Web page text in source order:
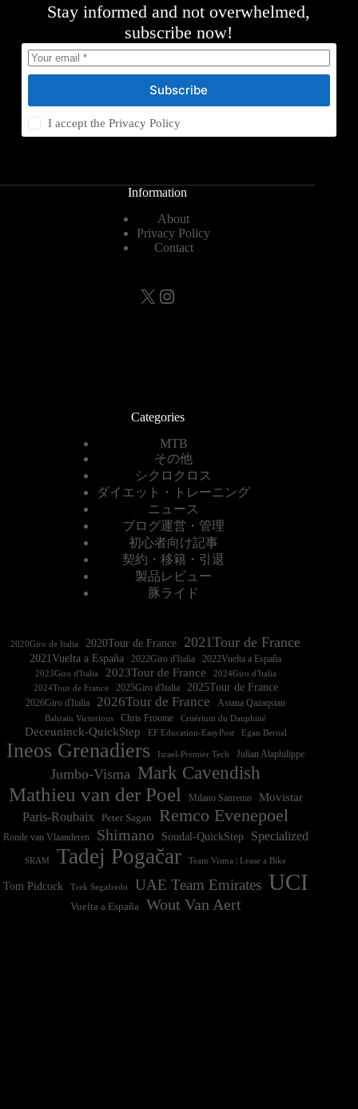
Stay informed and not overwhelmed,
subscribe now!
Subscribe
I accept thePrivacy Policy
Information
About
Privacy Policy
Contact
X Instagram
Categories
MTB
その他
シクロクロス
ダイエット・トレーニング
ニュース
ブログ運営・管理
初心者向け記事
契約・移籍・引退
製品レビュー
豚ライド
2020Giro de Italia 2020Tour de France 2021Tour de France
2021Vuelta a España 2022Vuelta a España
2023Giro d'Italia 2023Tour de France
2024Tour de France
2025Giro d'Italia 2025Tour de France
2026Giro d'Italia 2026Tour de France Astana Qazaqstan
Bahrain Victorious Chris Froome Critérium du Dauphiné
Deceuninck-QuickStep EF Education-EasyPost Egan Bernal
Ineos Grenadiers Israel-Premier Tech Julian Alaphilippe
Jumbo-Visma Mark Cavendish
Mathieu van der Poel Milano Sanremo
Movistar
Paris-Roubaix
Peter Sagan Remco Evenepoel
Ronde van Vlaanderen Shimano Soudal-QuickStep Specialized
SRAM Tadej Pogačar Team Visma | Lease a Bike
Tom Pidcock Trek Segafredo UAE Team Emirates UCI
Vuelta a España Wout Van Aert